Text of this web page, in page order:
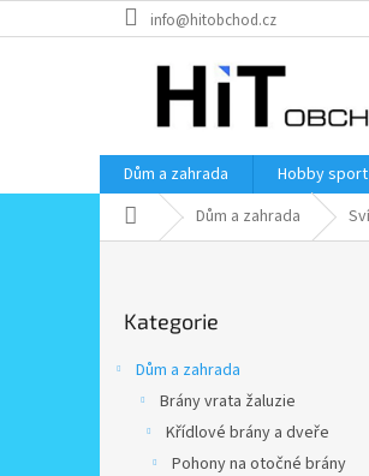
na
info@hitobchod.cz
Dům a zahrada Hobby
Domů Dům a zahrada
kategorie
Kategorie
Dům a zahrada
Brány vrata žaluzie
Křídlové brány a dveře
Pohony na otočné brány